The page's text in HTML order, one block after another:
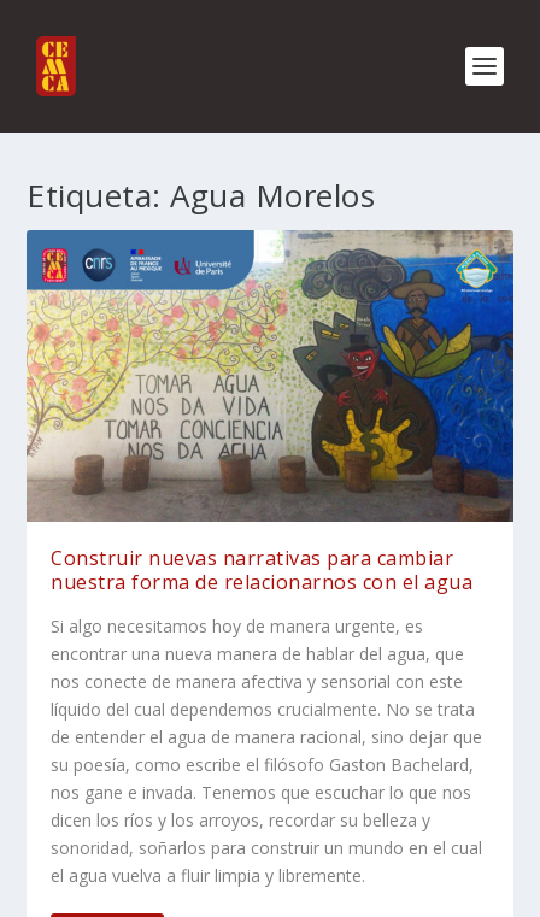
Etiqueta:Agua Morelos
Construir nuevas narrativas para cambiar
nuestra forma de relacionarnos con el agua
Si algo necesitamos hoy de manera urgente, es
encontrar una nueva manera de hablar del agua, que
nos conecte de manera afectiva y sensorial con este
líquido del cual dependemos crucialmente. No se trata
de entender el agua de manera racional, sino dejar que
su poesía, como escribe el filósofo Gaston Bachelard,
nos gane e invada. Tenemos que escuchar lo que nos
dicen los ríos y los arroyos, recordar su belleza y
sonoridad, soñarlos para construir un mundo en el cual
el agua vuelva a fluir limpia y libremente.